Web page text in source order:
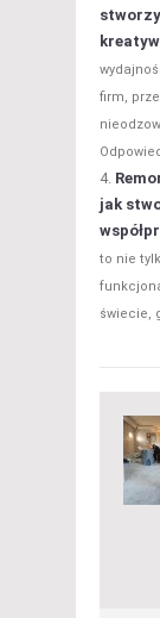
firm,
jak
to nie
świecie,